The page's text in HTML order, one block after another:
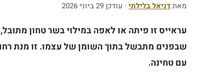
מאתדניאל בלילתי · עודכן 29 ביוני 2026
עראייס זו פיתה או לאפה במילוי בשר טחון
שבפנים מתבשל בתוך השומן של עצמו. זו מנת
עם טחינה.